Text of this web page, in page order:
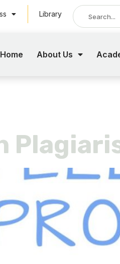
Library
Home About Us